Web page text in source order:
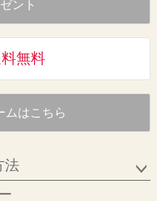
ント
無料
ムはこちら
法